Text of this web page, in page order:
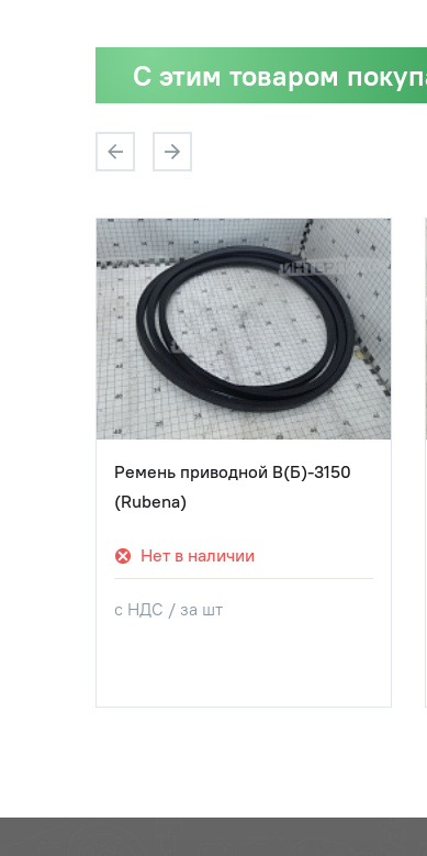
С этим товаром
Ремень приводной В(Б)-3150
(Rubena)
Нет в наличии
с НДС / за шт